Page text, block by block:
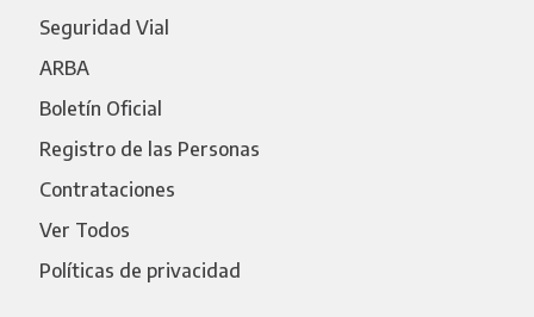
Seguridad Vial
ARBA
Boletín Oficial
Registro de las Personas
Contrataciones
Ver Todos
Políticas de privacidad